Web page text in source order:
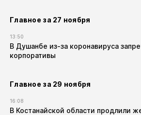
Главное за 27 ноября
13:50
В Душанбе из-за коронавируса
корпоративы
Главное за 29 ноября
16:08
В Костанайской области продлили